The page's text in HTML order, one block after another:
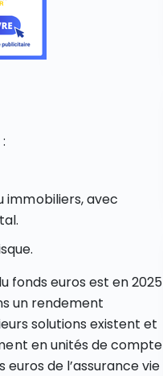
immobiliers, avec
fonds euros est en 2025
un rendement
solutions existent et
en unités de compte
de l’assurance vie